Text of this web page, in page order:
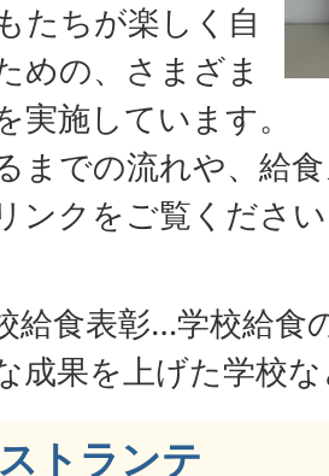
たちが楽しく自
めの、さまざま
実施しています。
までの流れや、給
ンクをご覧くださ
給食表彰…学校給
成果を上げた学校
トランテ